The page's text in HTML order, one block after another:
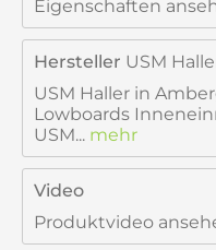
Eigenschaften
Hersteller USM
USM Haller in
Lowboards
USM... mehr
Video
Produktvideo